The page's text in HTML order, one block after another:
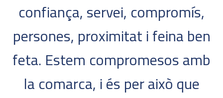
confiança, servei, compromís,
persones, proximitat i feina ben
feta. Estem compromesos amb
la comarca, i és per això que